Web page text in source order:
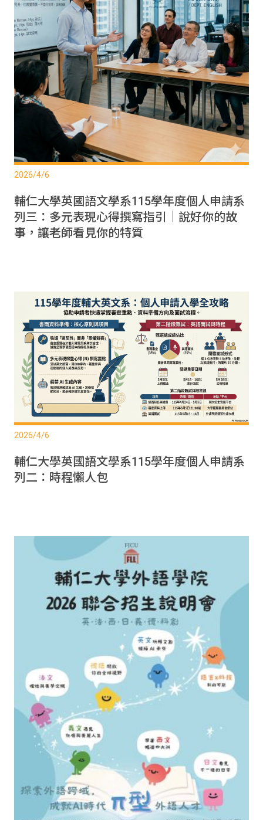
2026/4/6
輔仁大學英國語文學系115學年度個人申請系
列三：多元表現心得撰寫指引｜說好你的故
事，讓老師看見你的特質
2026/4/6
輔仁大學英國語文學系115學年度個人申請系
列二：時程懶人包